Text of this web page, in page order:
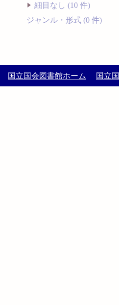
細目なし (10 件)
ジャンル・形式 (0 件)
国立国会図書館ホーム 国立